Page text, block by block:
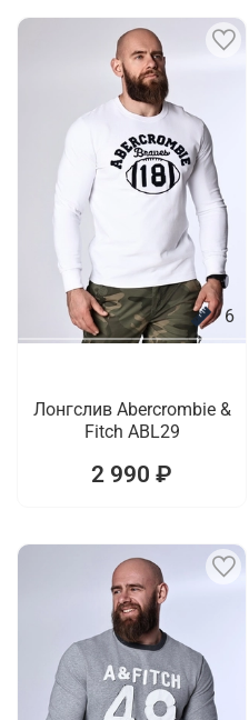
6
Лонгслив Abercrombie &
Fitch ABL29
2 990 ₽